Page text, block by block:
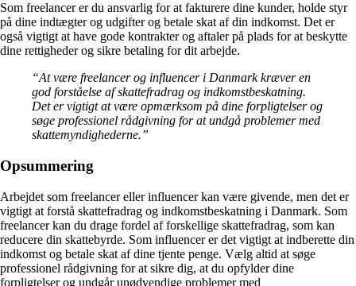
Som freelancer er du ansvarlig for at fakturere dine kunder, holde styr
på dine indtægter og udgifter og betale skat af din indkomst. Det er
også vigtigt at have gode kontrakter og aftaler på plads for at beskytte
dine rettigheder og sikre betaling for dit arbejde.
“At være freelancer og influencer i Danmark kræver en
god forståelse af skattefradrag og indkomstbeskatning.
Det er vigtigt at være opmærksom på dine forpligtelser og
søge professionel rådgivning for at undgå problemer med
skattemyndighederne.”
Opsummering
Arbejdet som freelancer eller influencer kan være givende, men det er
vigtigt at forstå skattefradrag og indkomstbeskatning i Danmark. Som
freelancer kan du drage fordel af forskellige skattefradrag, som kan
reducere din skattebyrde. Som influencer er det vigtigt at indberette din
indkomst og betale skat af dine tjente penge. Vælg altid at søge
professionel rådgivning for at sikre dig, at du opfylder dine
forpligtelser og undgår unødvendige problemer med